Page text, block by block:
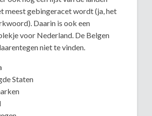
meest gebingeracet wordt (ja, het
Daarin is ook een
voor Nederland. De Belgen
niet te vinden.
Staten